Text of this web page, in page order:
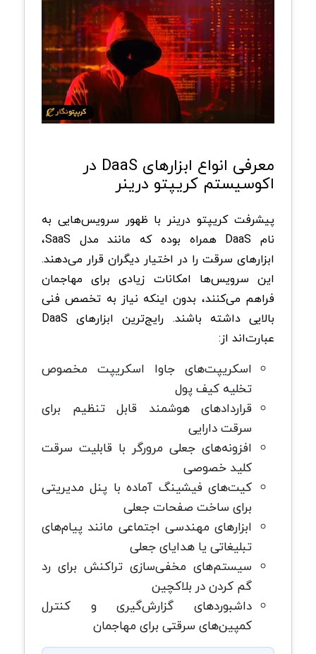
معرفی انواع ابزارهای DaaS در
اکوسیستم کریپتو درینر
پیشرفت کریپتو درینر با ظهور سرویس‌هایی به
نام DaaS همراه بوده که مانند مدل SaaS،
ابزارهای سرقت را در اختیار دیگران قرار می‌دهند.
این سرویس‌ها امکانات زیادی برای مهاجمان
فراهم می‌کنند، بدون اینکه نیاز به تخصص فنی
بالایی داشته باشند. رایج‌ترین ابزارهای DaaS
عبارت‌اند از:
اسکریپت‌های جاوا اسکریپت مخصوص
تخلیه کیف پول
قراردادهای هوشمند قابل تنظیم برای
سرقت دارایی
افزونه‌های جعلی مرورگر با قابلیت سرقت
کلید خصوصی
کیت‌های فیشینگ آماده با پنل مدیریتی
برای ساخت صفحات جعلی
ابزارهای مهندسی اجتماعی مانند پیام‌های
تبلیغاتی یا هدایای جعلی
سیستم‌های مخفی‌سازی تراکنش برای رد
گم کردن در بلاکچین
داشبوردهای گزارش‌گیری و کنترل
کمپین‌های سرقتی برای مهاجمان